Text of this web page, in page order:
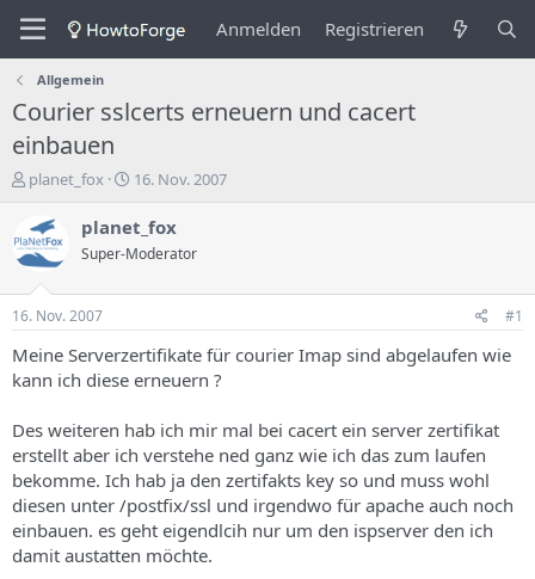
Anmelden Registrieren
Allgemein
Courier sslcerts erneuern und cacert
einbauen
E
t
e
e
r
e
T
h
e
m
s
planet_fox
E
s
e
n
s
a
t
u
m
16. Nov. 2007
planet_fox
Super-Moderator
16. Nov. 2007 #1
Meine Serverzertifikate für courier Imap sind abgelaufen wie
kann ich diese erneuern ?
Des weiteren hab ich mir mal bei cacert ein server zertifikat
erstellt aber ich verstehe ned ganz wie ich das zum laufen
bekomme. Ich hab ja den zertifakts key so und muss wohl
diesen unter /postfix/ssl und irgendwo für apache auch noch
einbauen. es geht eigendlcih nur um den ispserver den ich
damit austatten möchte.